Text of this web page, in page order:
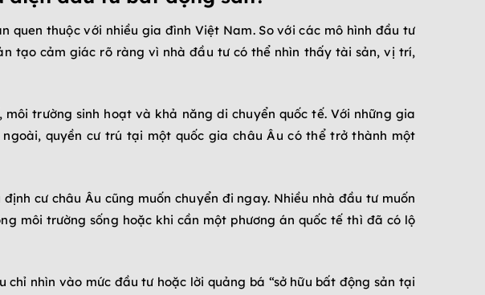
thuộc với nhiều gia đình Việt Nam. So với các mô hình đầu tư
tạo cảm giác rõ ràng vì nhà đầu tư có thể nhìn thấy tài sản, vị trí,
trường sinh hoạt và khả năng di chuyển quốc tế. Với những gia
quyền cư trú tại một quốc gia châu Âu có thể trở thành một
cư châu Âu cũng muốn chuyển đi ngay. Nhiều nhà đầu tư muốn
môi trường sống hoặc khi cần một phương án quốc tế thì đã có lộ
nhìn vào mức đầu tư hoặc lời quảng bá “sở hữu bất động sản tại